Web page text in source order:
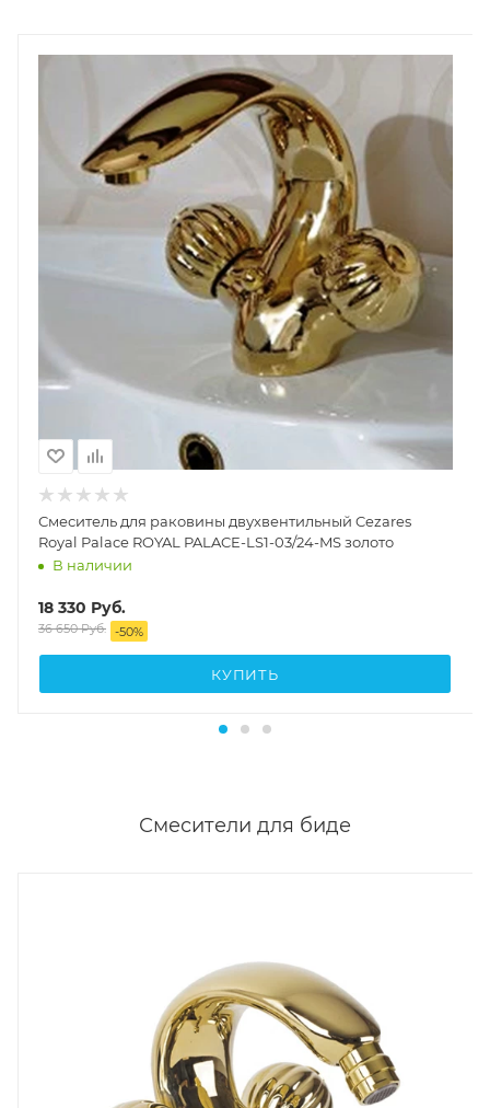
Смеситель для раковины двухвентильный Cezares
Royal Palace ROYAL PALACE-LS1-03/24-MS золото
В наличии
18 330 Руб.
36 650Руб. -50%
КУПИТЬ
Смесители для биде